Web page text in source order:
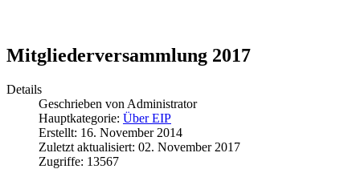
Mitgliederversammlung 2017
Details
Geschrieben von Administrator
Hauptkategorie: Über EIP
Erstellt: 16. November 2014
Zuletzt aktualisiert: 02. November 2017
Zugriffe: 13567